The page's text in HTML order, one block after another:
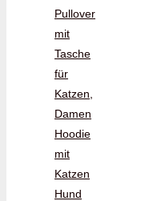
Pullover
mit
Tasche
für
Katzen,
Damen
Hoodie
mit
Katzen
Hund